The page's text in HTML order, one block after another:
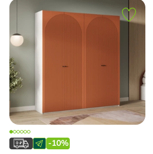
-10%